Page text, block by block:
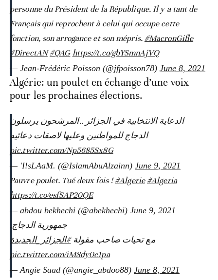
personne du Président de la République. Il y a tant de
Français qui reprochent à celui qui occupe cette
fonction, son arrogance et son mépris. #MacronGifle
#DirectAN #QAG https://t.co/gbYSmnAjVQ
— Jean-Frédéric Poisson (@jfpoisson78) June 8, 2021
Algérie: un poulet en échange d’une voix
pour les prochaines élections.
الدعاية الانتخابية في الجزائر ..المرشحون يرسلون
الدجاج للمواطنين وعليها لاصقات دعائيه
pic.twitter.com/Np5685Sx8G
— 'I!sLAaM. (@IslamAbuAlzainn) June 9, 2021
Pauvre poulet. Tué deux fois !#Algerie #Algeria
https://t.co/esfSAP20QE
— abdou bekhechi (@abekhechi) June 9, 2021
جمهورية الدجاج.
مع تحيات صاحب مقولة#الجزائر_الجديدة
pic.twitter.com/iM8dy0c1pa
— Angie Saad (@angie_abdoo88) June 8, 2021